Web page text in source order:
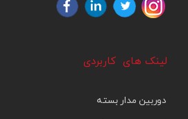
لینک های کاربردی
دوربین مدار بسته